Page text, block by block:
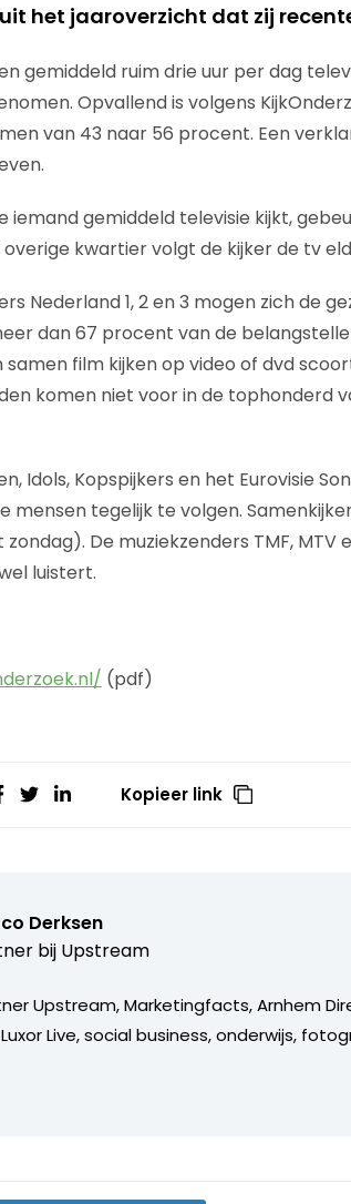
het jaaroverzicht dat zij
gemiddeld ruim drie uur per dag
Opvallend is volgens
van 43 naar 56 procent. Een
iemand gemiddeld televisie kijkt,
kwartier volgt de kijker de tv
Nederland 1, 2 en 3 mogen zich de
dan 67 procent van de
film kijken op video of dvd
komen niet voor in de tophonderd
Idols, Kopspijkers en het Eurovisie
mensen tegelijk te volgen.
De muziekzenders TMF, MTV
luistert.
(pdf)
Kopieer link
Derksen
bij Upstream
Upstream, Marketingfacts, Arnhem
Luxor Live, social business, onderwijs,